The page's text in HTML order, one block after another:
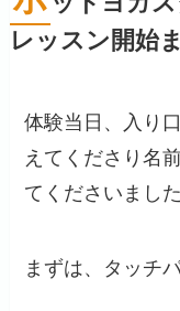
レッスン開始
体験当日、入り
えてくださり名
てくださいました
まずは、タッチ